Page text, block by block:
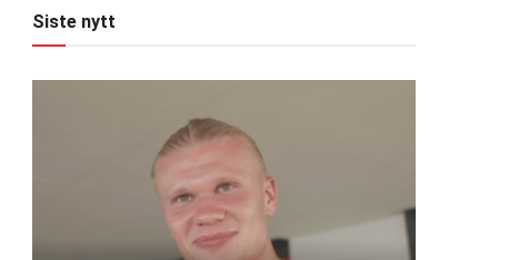
Siste nytt